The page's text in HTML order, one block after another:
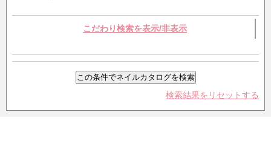
こだわり検索を表示/非表示
検索結果をリセットする